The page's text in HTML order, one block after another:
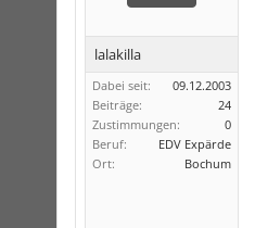
lalakilla
Dabei seit:
09.12.2003
Beiträge:
24
Zustimmungen:
0
Beruf:
EDV Expärde
Ort:
Bochum